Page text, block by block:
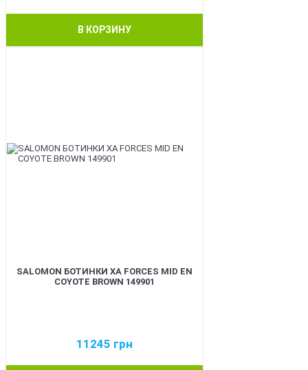
В КОРЗИНУ
SALOMON БОТИНКИ XA FORCES MID EN
COYOTE BROWN 149901
11245 грн